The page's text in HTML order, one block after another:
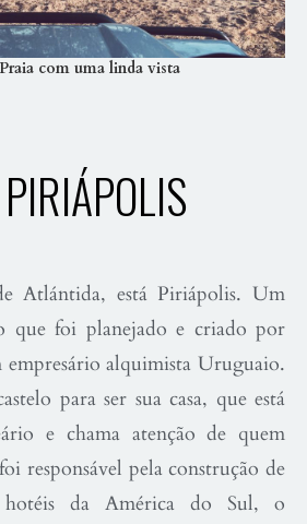
com uma linda vista
Atlántida, está Piriápolis. Um
que foi planejado e criado por
empresário alquimista Uruguaio.
para ser sua casa, que está
e chama atenção de quem
responsável pela construção de
da América do Sul, o